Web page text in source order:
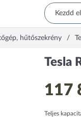
hűtőszekrény
Tesla
117
Teljes